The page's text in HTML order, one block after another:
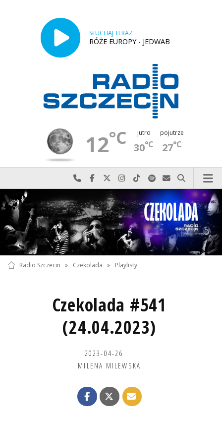
SŁUCHAJ TERAZ
RÓŻE EUROPY - JEDWAB
12°C jutro
30°C
pojutrze
27°C
Najlepiej po prostu do nas zadzwoń
Odwiedź nas na Facebook-u
Odwiedź nas na X
Odwiedź nas na Instagram-ie
Odwiedź nas na TikTok-u
Szukaj nas na Spotify
Wyślij do nas
Szukaj
Radio Szczecin » Czekolada » Playlisty
Czekolada #541
(24.04.2023)
2023-04-26
MILENA MILEWSKA